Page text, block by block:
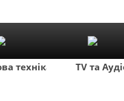
техніка TV та